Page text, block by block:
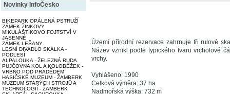
Novinky InfoČesko
BIKEPARK OPÁLENÁ PSTRUŽÍ
ZÁMEK ŽINKOVY
MIKULÁŠTÍKOVO FOJTSTVÍ V
JASENNÉ
ZÁMEK LEŠANY
LESNÍ DIVADLO SKALKA -
PODLESÍ
ALPALOUKA - ŽELEZNÁ RUDA
PŮJČOVNA KOL A KOLOBĚŽEK -
VRBNO POD PRADĚDEM
HASIČSKÉ MUZEUM - ŽAMBERK
MUZEUM STARÝCH STROJŮ A
TECHNOLOGIÍ - ŽAMBERK
Území přírodní rezervace zahrnuje tři rulové
Název vznikl podle typického tvaru vrcholové
vrchy.
Vyhlášeno: 1990
Celková výměra: 37 ha
Nadmořská výška: 732 m